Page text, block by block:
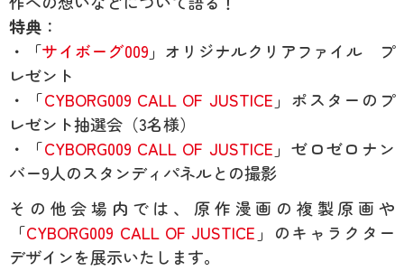
特典 ：
・「サイボーグ009 」オリジナルクリアファイル プ
レゼント
・「CYBORG009 CALL OF JUSTICE 」ポスターのプ
レゼント抽選会（3名様）
・「CYBORG009 CALL OF JUSTICE 」ゼロゼロナン
バー9人のスタンディパネルとの撮影
その他会場内では、原作漫画の複製原画や
「CYBORG009 CALL OF JUSTICE 」のキャラクター
デザインを展示いたします。